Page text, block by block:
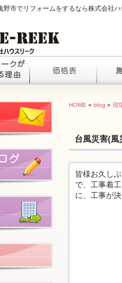
市でリフォームをするなら株式会社ハ
HOME » blog » 現
台風災害(風
皆様お久し
で、工事着
に、工事が